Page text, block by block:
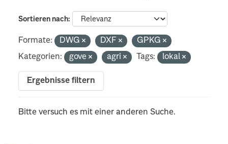
Sortieren nach
Formate: DWG DXF
GPKG
Kategorien:
gove agri Tags: lokal
Ergebnisse filtern
Bitte versuch es mit einer anderen Suche.